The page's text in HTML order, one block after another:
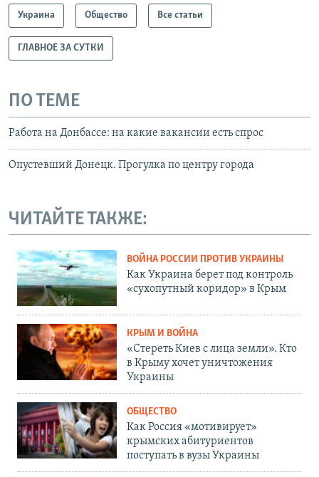
Украина Общество Все статьи
ГЛАВНОЕ ЗА СУТКИ
ПО ТЕМЕ
Работа на Донбассе: на какие вакансии есть спрос
Опустевший Донецк. Прогулка по центру города
ЧИТАЙТЕ ТАКЖЕ:
ВОЙНА РОССИИ ПРОТИВ УКРАИНЫ
Как Украина берет под контроль
«сухопутный коридор» в Крым
КРЫМ И ВОЙНА
«Стереть Киев с лица земли». Кто
в Крыму хочет уничтожения
Украины
ОБЩЕСТВО
Как Россия «мотивирует»
крымских абитуриентов
поступать в вузы Украины